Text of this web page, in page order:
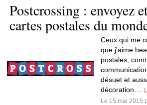
Postcrossing : envoyez
cartes postales du
Ceux qui me
que j'aime
postales,
désuet et
décoration....
Le 15 mai 2015